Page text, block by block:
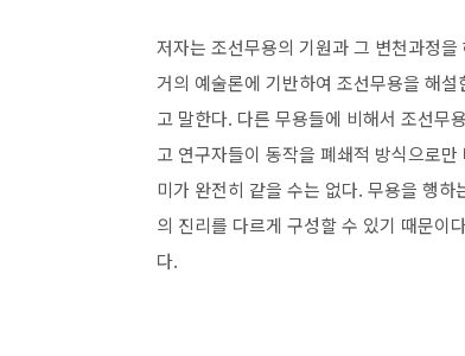
저자는 조선무용의 기원과 그 변천과정
거의 예술론에 기반하여 조선무용을 해
고 말한다. 다른 무용들에 비해서 조선무
고 연구자들이 동작을 폐쇄적 방식으로
미가 완전히 같을 수는 없다. 무용을 행
의 진리를 다르게 구성할 수 있기 때문이
다.